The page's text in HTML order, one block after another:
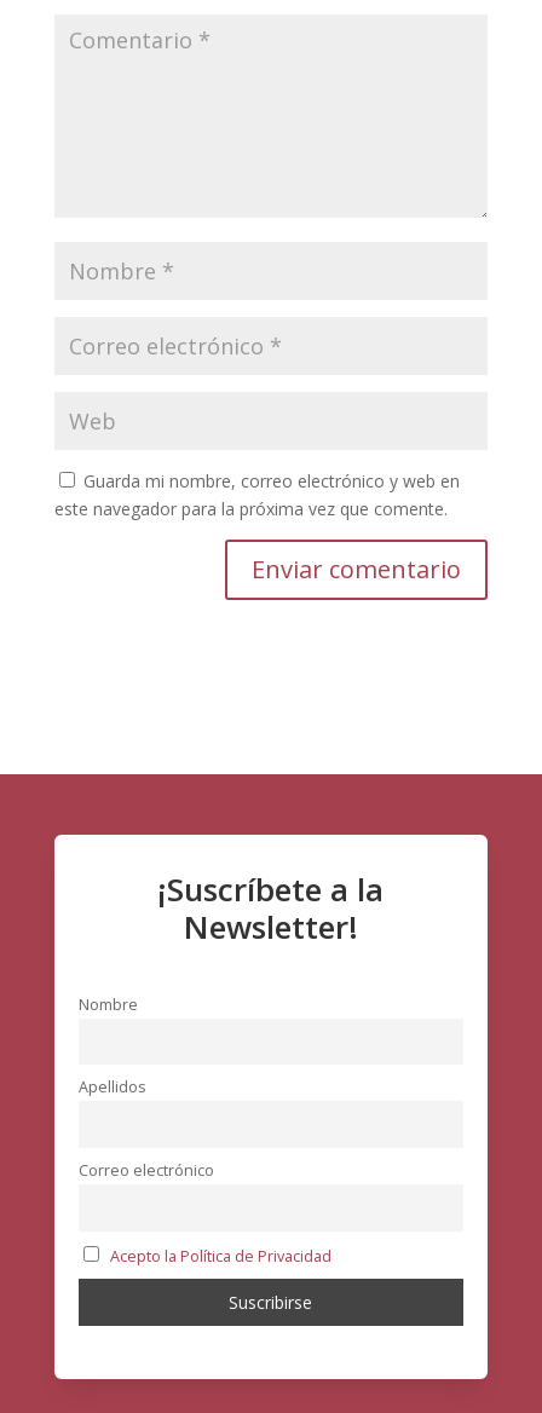
Guarda mi nombre, correo electrónico y web en
este navegador para la próxima vez que comente.
Enviar comentario
¡Suscríbete a la
Newsletter!
Nombre
Apellidos
Correo electrónico
Acepto la Política de Privacidad